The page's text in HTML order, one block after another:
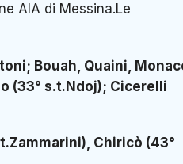
AIA di Messina.Le
Bouah, Quaini,
(33° s.t.Ndoj); Cicerelli
Chiricò (43°